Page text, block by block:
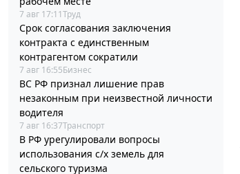
7 авг 17:11Труд
Срок согласования заключения
контракта с единственным
контрагентом сократили
7 авг 16:55Бизнес
ВС РФ признал лишение прав
незаконным при неизвестной личности
водителя
7 авг 16:37Транспорт
В РФ урегулировали вопросы
использования с/х земель для
сельского туризма